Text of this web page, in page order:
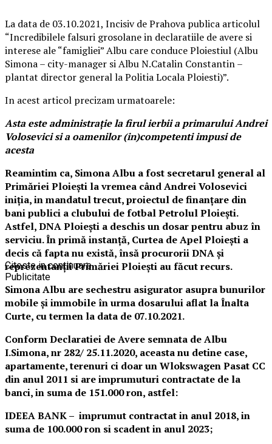
La data de 03.10.2021, Incisiv de Prahova publica articolul
“Incredibilele falsuri grosolane in declaratiile de avere si
interese ale “famigliei” Albu care conduce Ploiestiul (Albu
Simona – city-manager si Albu N.Catalin Constantin –
plantat director general la Politia Locala Ploiesti)”.
In acest articol precizam urmatoarele:
Asta este administrație la firul ierbii a primarului Andrei
Volosevici si a oamenilor (in)competenti impusi de
acesta
Reamintim ca, Simona Albu a fost secretarul general al
Primăriei Ploiești la vremea când Andrei Volosevici
iniția, in mandatul trecut, proiectul de finanțare din
bani publici a clubului de fotbal Petrolul Ploiești.
Astfel, DNA Ploiești a deschis un dosar pentru abuz în
serviciu. În primă instanță, Curtea de Apel Ploiești a
decis că fapta nu există, însă procurorii DNA și
reprezentanții Primăriei Ploiești au făcut recurs.
Simona Albu are sechestru asigurator asupra bunurilor
mobile și immobile în urma dosarului aflat la Înalta
Curte, cu termen la data de 07.10.2021.
Conform Declaratiei de Avere semnata de Albu
I.Simona, nr 282/ 25.11.2020, aceasta nu detine case,
apartamente, terenuri ci doar un Wlokswagen Pasat CC
din anul 2011 si are imprumuturi contractate de la
banci, in suma de 151.000 ron, astfel:
IDEEA BANK – imprumut contractat in anul 2018, in
suma de 100.000 ron si scadent in anul 2023;
Citeste in continuare
Publicitate